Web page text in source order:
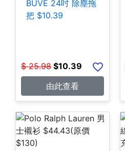
BUVE 24吋 除塵拖
把 $10.39
$ 25.98 $10.39
由此查看